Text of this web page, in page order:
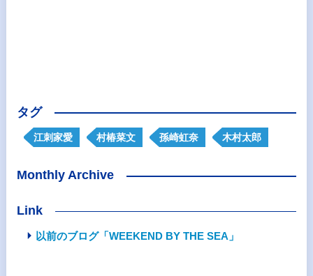
タグ
江刺家愛 村椿菜文 孫崎虹奈 木村太郎
Monthly Archive
Link
以前のブログ「WEEKEND BY THE SEA」